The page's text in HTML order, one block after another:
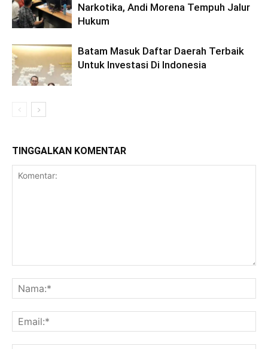
Narkotika, Andi Morena Tempuh Jalur
Hukum
Batam Masuk Daftar Daerah Terbaik
Untuk Investasi Di Indonesia
TINGGALKAN KOMENTAR